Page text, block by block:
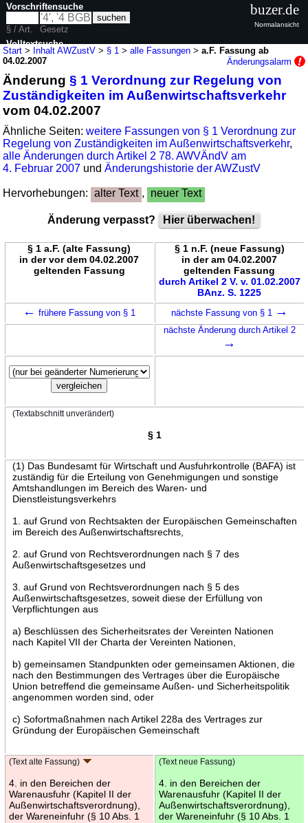
Start > Inhalt AWZustV > § 1 >alle Fassungen >a.F. Fassung ab
04.02.2007
Änderungsalarm
Änderung§ 1 Verordnung zur Regelung von
Zuständigkeiten im Außenwirtschaftsverkehr
vom 04.02.2007
Ähnliche Seiten:weitere Fassungen von § 1 Verordnung zur
Regelung von Zuständigkeiten im Außenwirtschaftsverkehr,
alle Änderungen durch Artikel 2 78. AWVÄndV am
4. Februar 2007 undÄnderungshistorie der AWZustV
Hervorhebungen: alter Text , neuer Text
Änderung verpasst? Hier überwachen!
§ 1 a.F. (alte Fassung)
in der vor dem 04.02.2007
geltenden Fassung
§ 1 n.F. (neue Fassung)
in der am 04.02.2007
geltenden Fassung
durch Artikel 2 V. v. 01.02.2007
BAnz. S. 1225
← frühere Fassung von § 1 nächste Fassung von § 1 →
nächste Änderung durch Artikel 2
→
(Textabschnitt unverändert)
§ 1
(1) Das Bundesamt für Wirtschaft und Ausfuhrkontrolle (BAFA) ist
zuständig für die Erteilung von Genehmigungen und sonstige
Amtshandlungen im Bereich des Waren- und
Dienstleistungsverkehrs
1. auf Grund von Rechtsakten der Europäischen Gemeinschaften
im Bereich des Außenwirtschaftsrechts,
2. auf Grund von Rechtsverordnungen nach § 7 des
Außenwirtschaftsgesetzes und
3. auf Grund von Rechtsverordnungen nach § 5 des
Außenwirtschaftsgesetzes, soweit diese der Erfüllung von
Verpflichtungen aus
a) Beschlüssen des Sicherheitsrates der Vereinten Nationen
nach Kapitel VII der Charta der Vereinten Nationen,
b) gemeinsamen Standpunkten oder gemeinsamen Aktionen, die
nach den Bestimmungen des Vertrages über die Europäische
Union betreffend die gemeinsame Außen- und Sicherheitspolitik
angenommen worden sind, oder
c) Sofortmaßnahmen nach Artikel 228a des Vertrages zur
Gründung der Europäischen Gemeinschaft
(Text alte Fassung)
4. in den Bereichen der
Warenausfuhr (Kapitel II der
Außenwirtschaftsverordnung),
der Wareneinfuhr (§ 10 Abs. 1
(Text neue Fassung)
4. in den Bereichen der
Warenausfuhr (Kapitel II der
Außenwirtschaftsverordnung),
der Wareneinfuhr (§ 10 Abs. 1
Vorschriftensuche
§ / Art.
Gesetz
Volltextsuche
buzer.de
Normalansicht